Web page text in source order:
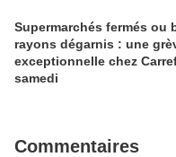
Supermarchés fermés ou
rayons dégarnis : une
exceptionnelle chez
samedi
Commentaires